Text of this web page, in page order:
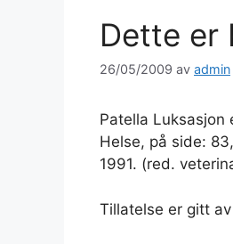
Dette er
26/05/2009 av admin
Patella
Helse, på side:
1991. (red.
Tillatelse er gitt